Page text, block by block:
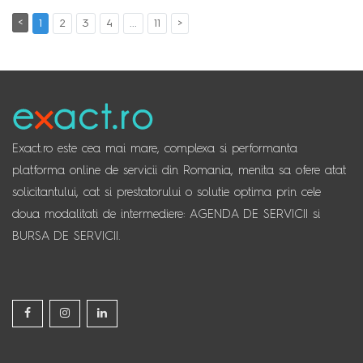
< 1 2 3 4 ... 11 >
Exact.ro este cea mai mare, complexa si performanta
platforma online de servicii din Romania, menita sa ofere atat
solicitantului, cat si prestatorului o solutie optima prin cele
doua modalitati de intermediere: AGENDA DE SERVICII si
BURSA DE SERVICII.